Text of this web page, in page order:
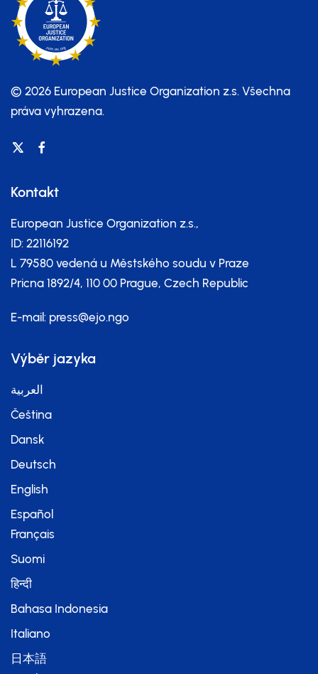
© 2026 European Justice Organization z.s. Všechna
práva vyhrazena.
Kontakt
European Justice Organization z.s.,
ID: 22116192
L 79580 vedená u Městského soudu v Praze
Pricna 1892/4, 110 00 Prague, Czech Republic
E-mail: press@ejo.ngo
Výběr jazyka
العربية
Čeština
Dansk
Deutsch
English
Español
Français
Suomi
हिन्दी
Bahasa Indonesia
Italiano
日本語